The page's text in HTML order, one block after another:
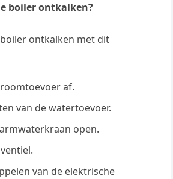
boiler ontkalken?
ontkalken met dit
af.
van de watertoevoer.
open.
van de elektrische